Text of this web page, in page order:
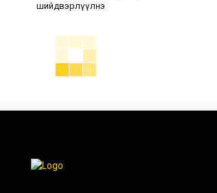
шийдвэрлүүлнэ